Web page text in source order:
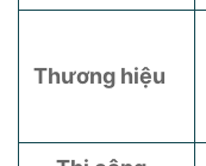
Thương hiệu